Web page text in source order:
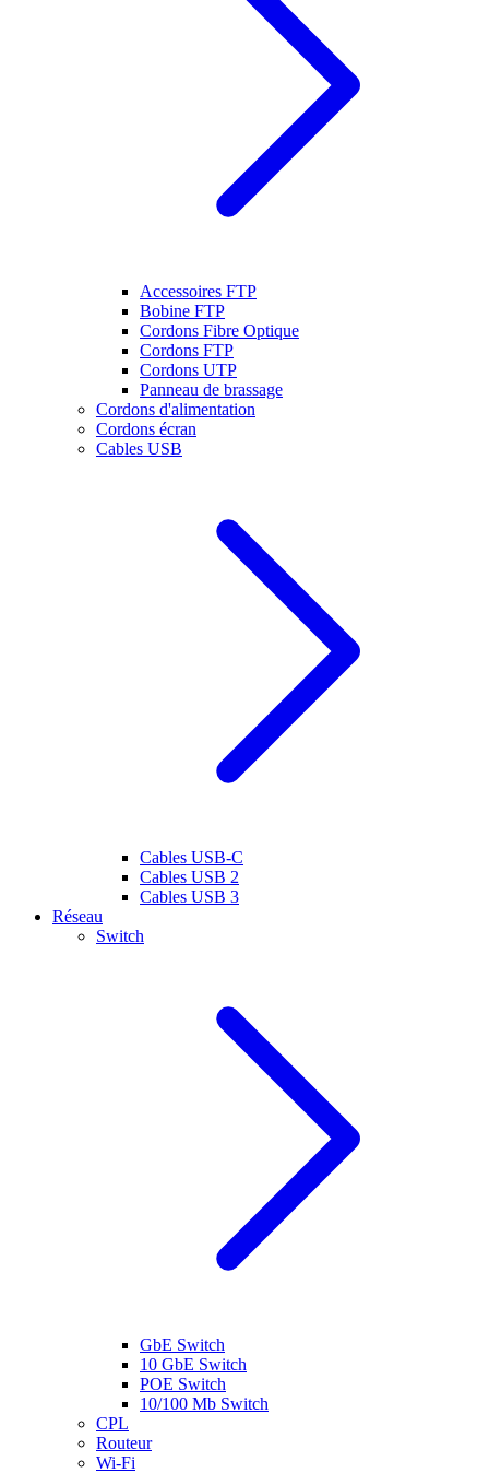
Accessoires FTP
Bobine FTP
Cordons Fibre Optique
Cordons FTP
Cordons UTP
Panneau de brassage
Cordons d'alimentation
Cordons écran
Cables USB
Cables USB-C
Cables USB 2
Cables USB 3
Réseau
Switch
GbE Switch
10 GbE Switch
POE Switch
10/100 Mb Switch
CPL
Routeur
Wi-Fi